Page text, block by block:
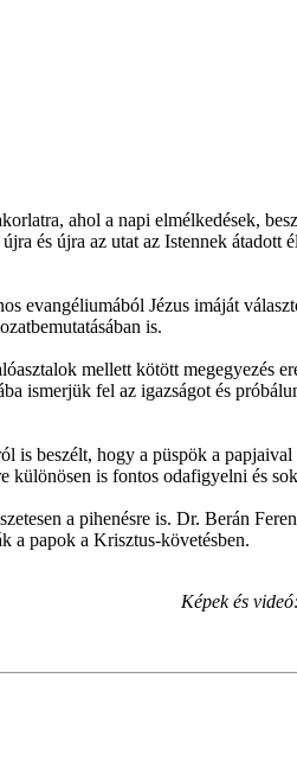
ahol a napi elmélkedések,
és újra az utat az Istennek átadott
evangéliumából Jézus imáját
is.
mellett kötött megegyezés
ismerjük fel az igazságot és
is beszélt, hogy a püspök a
különösen is fontos odafigyelni és
a pihenésre is. Dr. Berán
a papok a Krisztus-követésben.
Képek és